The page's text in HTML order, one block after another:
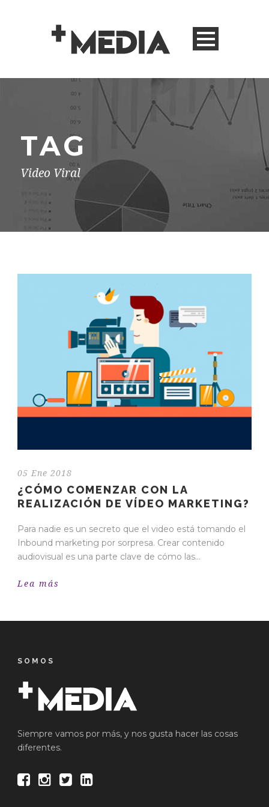
TAG
Video Viral
05 Ene 2018
¿CÓMO COMENZAR CON LA
REALIZACIÓN DE VÍDEO MARKETING?
Para nadie es un secreto que el video está tomando el
Inbound marketing por sorpresa. Crear contenido
audiovisual es una parte clave de cómo las...
Lea más
SOMOS
Siempre vamos por más, y nos gusta hacer las cosas
diferentes.